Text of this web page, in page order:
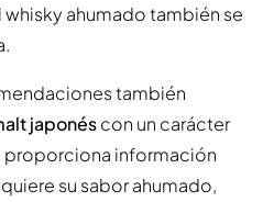
ahumado también se
también
japonéscon un carácter
proporciona información
su sabor ahumado,